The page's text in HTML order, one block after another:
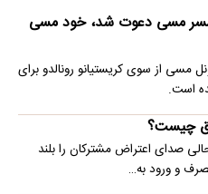
مسی دعوت شد، خود مسی
مسی از سوی کریستیانو رونالدو برای
است.
چیست؟
صدای اعتراض مشترکان را بلند
و ورود به…